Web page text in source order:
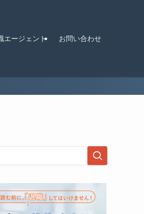
エージェント お問い合わせ